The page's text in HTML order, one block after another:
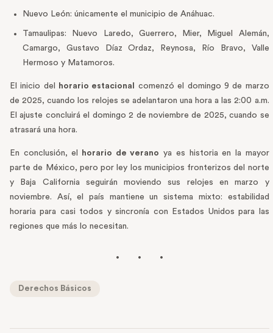
Nuevo León: únicamente el municipio de Anáhuac.
Tamaulipas: Nuevo Laredo, Guerrero, Mier, Miguel Alemán,
Camargo, Gustavo Díaz Ordaz, Reynosa, Río Bravo, Valle
Hermoso y Matamoros.
El inicio del horario estacional
comenzó el domingo 9 de marzo
de 2025, cuando los relojes se adelantaron una hora a las 2:00 a.m.
El ajuste concluirá el domingo 2 de noviembre de 2025, cuando se
atrasará una hora.
En conclusión, el horario de verano ya es historia en la mayor
parte de México, pero por ley los municipios fronterizos del norte
y Baja California seguirán moviendo sus relojes en marzo y
noviembre. Así, el país mantiene un sistema mixto: estabilidad
horaria para casi todos y sincronía con Estados Unidos para las
regiones que más lo necesitan.
Derechos Básicos